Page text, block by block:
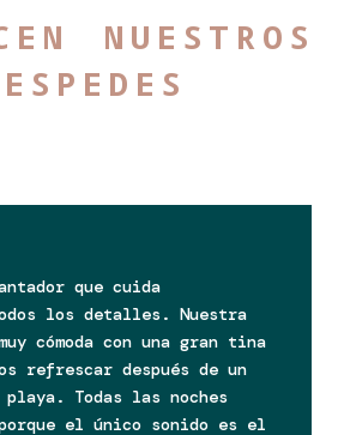
nuestros
que cuida
los detalles. Nuestra
cómoda con una gran tina
refrescar después de un
Todas las noches
el único sonido es el